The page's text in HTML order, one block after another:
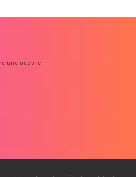
une oeuvre